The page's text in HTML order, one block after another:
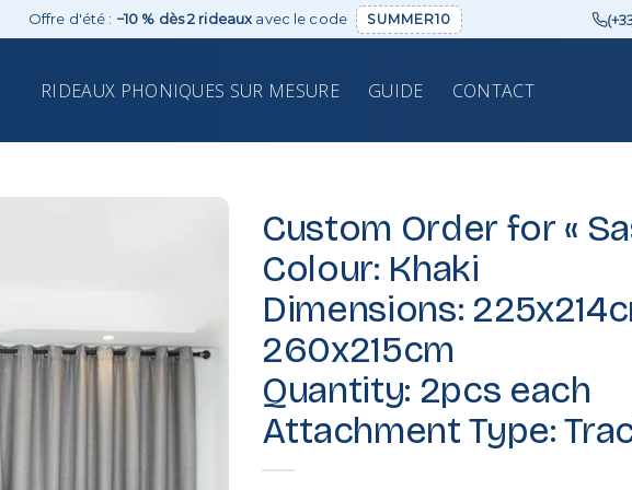
Offre d'été : −10 % dès 2 rideaux avec le code SUMMER10
RIDEAUX PHONIQUES SUR MESURE GUIDE CONTACT
Custom Order for «
Colour: Khaki
Dimensions:
260x215cm
Quantity: 2pcs each
Attachment Type: